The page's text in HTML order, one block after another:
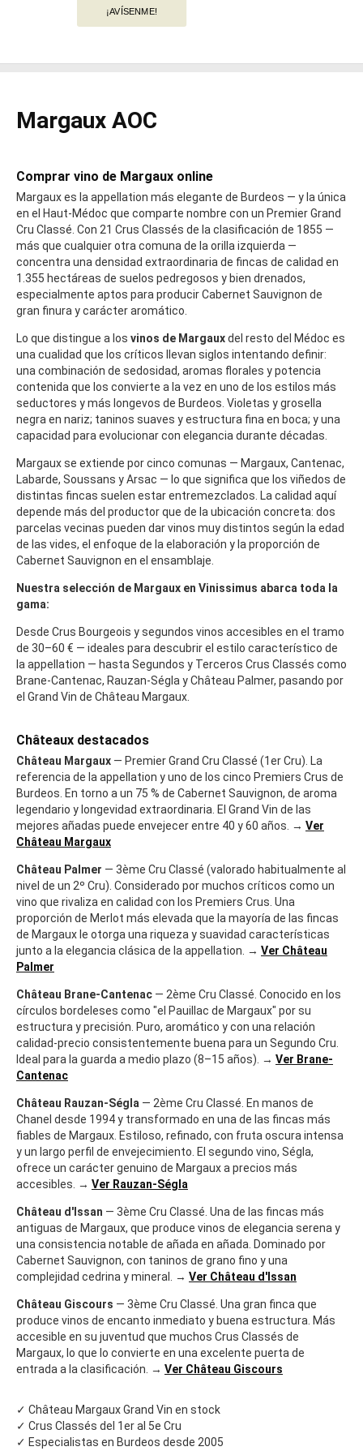
¡AVÍSENME!
Margaux AOC
Comprar vino de Margaux online
Margaux es la appellation más elegante de Burdeos — y la única
en el Haut-Médoc que comparte nombre con un Premier Grand
Cru Classé. Con 21 Crus Classés de la clasificación de 1855 —
más que cualquier otra comuna de la orilla izquierda —
concentra una densidad extraordinaria de fincas de calidad en
1.355 hectáreas de suelos pedregosos y bien drenados,
especialmente aptos para producir Cabernet Sauvignon de
gran finura y carácter aromático.
Lo que distingue a los vinos de Margauxdel resto del Médoc es
una cualidad que los críticos llevan siglos intentando definir:
una combinación de sedosidad, aromas florales y potencia
contenida que los convierte a la vez en uno de los estilos más
seductores y más longevos de Burdeos. Violetas y grosella
negra en nariz; taninos suaves y estructura fina en boca; y una
capacidad para evolucionar con elegancia durante décadas.
Margaux se extiende por cinco comunas — Margaux, Cantenac,
Labarde, Soussans y Arsac — lo que significa que los viñedos de
distintas fincas suelen estar entremezclados. La calidad aquí
depende más del productor que de la ubicación concreta: dos
parcelas vecinas pueden dar vinos muy distintos según la edad
de las vides, el enfoque de la elaboración y la proporción de
Cabernet Sauvignon en el ensamblaje.
Nuestra selección de Margaux en Vinissimus abarca toda la
gama:
Desde Crus Bourgeois y segundos vinos accesibles en el tramo
de 30–60 € — ideales para descubrir el estilo característico de
la appellation — hasta Segundos y Terceros Crus Classés como
Brane-Cantenac, Rauzan-Ségla y Château Palmer, pasando por
el Grand Vin de Château Margaux.
Châteaux destacados
Château Margaux — Premier Grand Cru Classé (1er Cru). La
referencia de la appellation y uno de los cinco Premiers Crus de
Burdeos. En torno a un 75 % de Cabernet Sauvignon, de aroma
legendario y longevidad extraordinaria. El Grand Vin de las
mejores añadas puede envejecer entre 40 y 60 años. → Ver
Château Margaux
Château Palmer — 3ème Cru Classé (valorado habitualmente al
nivel de un 2º Cru). Considerado por muchos críticos como un
vino que rivaliza en calidad con los Premiers Crus. Una
proporción de Merlot más elevada que la mayoría de las fincas
de Margaux le otorga una riqueza y suavidad características
junto a la elegancia clásica de la appellation. → Ver Château
Palmer
Château Brane-Cantenac — 2ème Cru Classé. Conocido en los
círculos bordeleses como "el Pauillac de Margaux" por su
estructura y precisión. Puro, aromático y con una relación
calidad-precio consistentemente buena para un Segundo Cru.
Ideal para la guarda a medio plazo (8–15 años). → Ver Brane-
Cantenac
Château Rauzan-Ségla — 2ème Cru Classé. En manos de
Chanel desde 1994 y transformado en una de las fincas más
fiables de Margaux. Estiloso, refinado, con fruta oscura intensa
y un largo perfil de envejecimiento. El segundo vino, Ségla,
ofrece un carácter genuino de Margaux a precios más
accesibles. → Ver Rauzan-Ségla
Château d'Issan — 3ème Cru Classé. Una de las fincas más
antiguas de Margaux, que produce vinos de elegancia serena y
una consistencia notable de añada en añada. Dominado por
Cabernet Sauvignon, con taninos de grano fino y una
complejidad cedrina y mineral. → Ver Château d'Issan
Château Giscours — 3ème Cru Classé. Una gran finca que
produce vinos de encanto inmediato y buena estructura. Más
accesible en su juventud que muchos Crus Classés de
Margaux, lo que lo convierte en una excelente puerta de
entrada a la clasificación. → Ver Château Giscours
✓ Château Margaux Grand Vin en stock
✓ Crus Classés del 1er al 5e Cru
✓ Especialistas en Burdeos desde 2005